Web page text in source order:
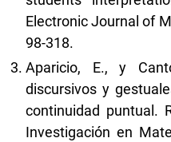
Electronic Journal of
98-318.
Aparicio, E., y
discursivos y
continuidad puntual.
Investigación en